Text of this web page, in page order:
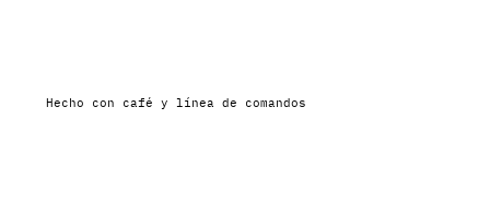
Hecho con café y línea de comandos